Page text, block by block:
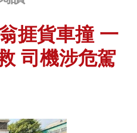
捱貨車撞 一
司機涉危駕